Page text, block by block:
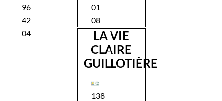
96
42
04
01
08
LA VIE
CLAIRE
GUILLOTIÈRE
138